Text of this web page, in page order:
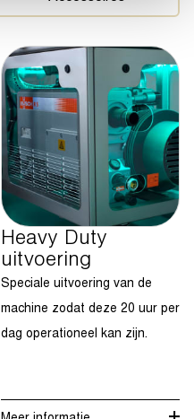
Heavy Duty
uitvoering
Speciale uitvoering van de
machine zodat deze 20 uur per
dag operationeel kan zijn.